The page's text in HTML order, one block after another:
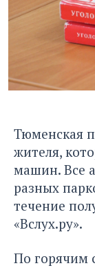
Тюменская
жителя,
машин. Все
разных
течение
«Вслух.ру».
По горячим